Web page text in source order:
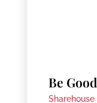
Be
Sharehouse